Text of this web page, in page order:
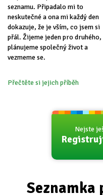
seznamu. Připadalo mi to
neskutečné a ona mi každý den
dokazuje, že je vším, co jsem si
přál. Žijeme jeden pro druhého,
plánujeme společný život a
vezmeme se.
Přečtěte si jejich příběh
Nejste